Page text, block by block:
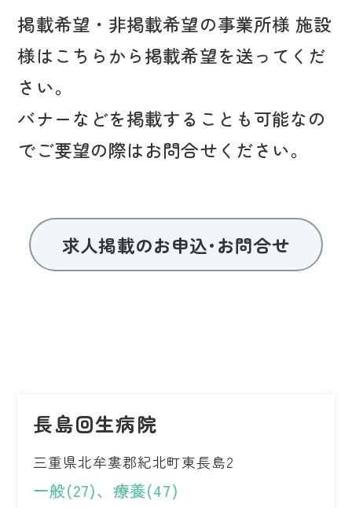
掲載希望・非掲載希望の事業所様 施設
様はこちらから掲載希望を送ってくだ
さい。
バナーなどを掲載することも可能なの
でご要望の際はお問合せください。
求人掲載のお申込･お問合せ
長島回生病院
三重県北牟婁郡紀北町東長島2
一般(27)、療養(47)